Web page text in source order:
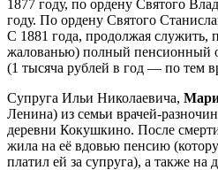
1877 году, по ордену Святого
году. По ордену Святого
С 1881 года, продолжая служить,
жалованью) полный пенсионный
(1 тысяча рублей в год — по тем
Супруга Ильи Николаевича,
Ленина) из семьи врачей-
деревни Кокушкино. После
жила на её вдовью пенсию
платил ей за супруга), а также на